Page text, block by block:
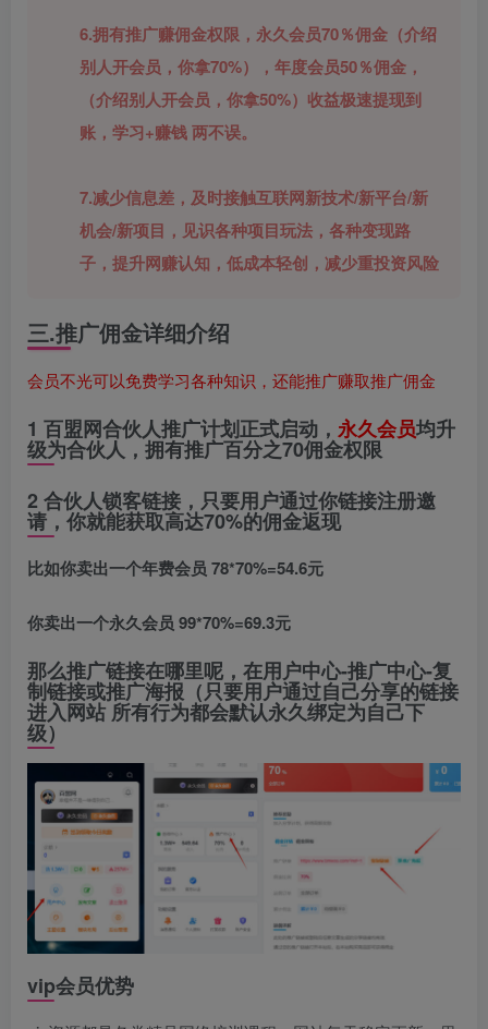
6.拥有推广赚佣金权限，永久会员70％佣金（介绍
别人开会员，你拿70%），年度会员50％佣金，
（介绍别人开会员，你拿50%）收益极速提现到
账，学习+赚钱 两不误。
7.减少信息差，及时接触互联网新技术/新平台/新
机会/新项目，见识各种项目玩法，各种变现路
子，提升网赚认知，低成本轻创，减少重投资风险
三.推广佣金详细介绍
会员不光可以免费学习各种知识，还能推广赚取推广佣金
1 百盟网合伙人推广计划正式启动， 永久会员均升
级为合伙人，拥有推广百分之70佣金权限
2 合伙人锁客链接，只要用户通过你链接注册邀
请，你就能获取高达70%的佣金返现
比如你卖出一个年费会员 78*70%=54.6元
你卖出一个永久会员 99*70%=69.3元
那么推广链接在哪里呢，在用户中心-推广中心-复
制链接或推广海报（只要用户通过自己分享的链接
进入网站 所有行为都会默认永久绑定为自己下
级）
vip会员优势